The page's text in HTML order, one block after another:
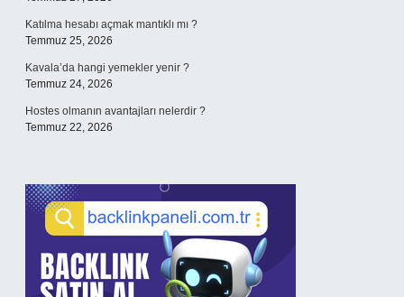
Katılma hesabı açmak mantıklı mı ?
Temmuz 25, 2026
Kavala’da hangi yemekler yenir ?
Temmuz 24, 2026
Hostes olmanın avantajları nelerdir ?
Temmuz 22, 2026